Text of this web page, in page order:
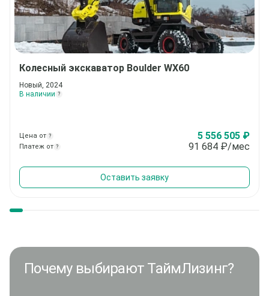
Колесный экскаватор Boulder WX60
Новый, 2024
В наличии ?
Цена от ? 5 556 505 ₽
Платеж от ? 91 684 ₽/мес
Оставить заявку
Почему выбирают ТаймЛизинг?